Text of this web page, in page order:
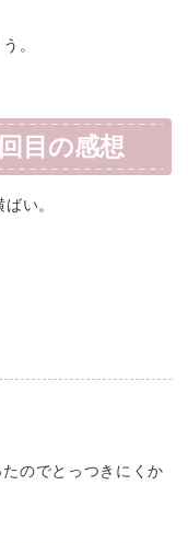
。
目の感想
い。
のでとっつきにくか